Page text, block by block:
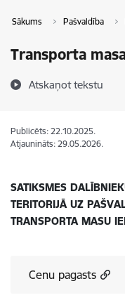
Sākums Pašvaldība
Transporta
Atskaņot tekstu
Publicēts: 22.10.2025.
Atjaunināts: 29.05.2026.
SATIKSMES
TERITORIJĀ UZ
TRANSPORTA MASU
Cenu pagasts